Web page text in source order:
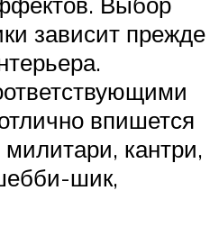
зависит прежде
впишется
кантри,
шик,